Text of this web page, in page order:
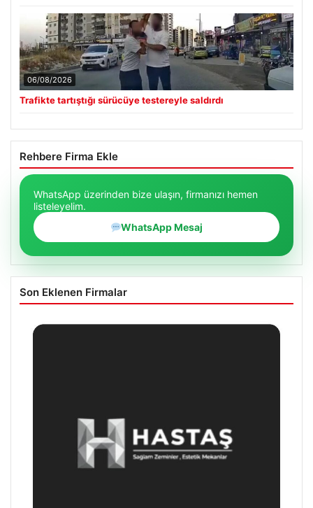
06/08/2026
Trafikte tartıştığı sürücüye testereyle saldırdı
Rehbere Firma Ekle
WhatsApp üzerinden bize ulaşın, firmanızı hemen
listeleyelim.
WhatsApp Mesaj
Son Eklenen Firmalar